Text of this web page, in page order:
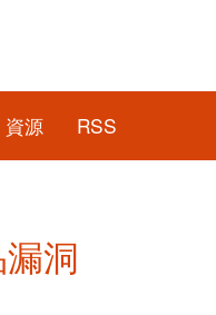
資源 RSS
洞